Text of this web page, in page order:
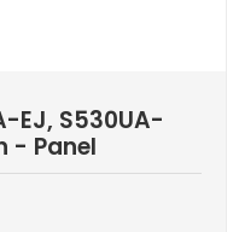
EJ, S530UA-
- Panel